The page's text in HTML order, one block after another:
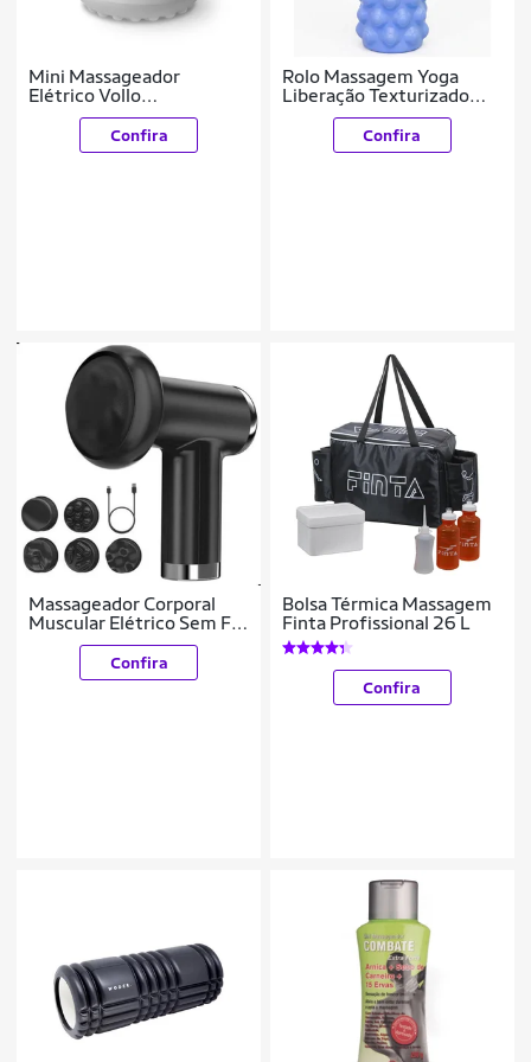
Mini Massageador
Elétrico Vollo
Multifuncional
Confira
Rolo Massagem Yoga
Liberação Texturizado
Miofascial 30cm
Confira
Massageador Corporal
Muscular Elétrico Sem Fio
Portátil Profissional
Drenagem Linfática USB
Confira
Bolsa Térmica Massagem
Finta Profissional 26 L
Confira